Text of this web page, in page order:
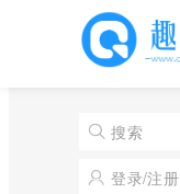
搜索
登录/注册